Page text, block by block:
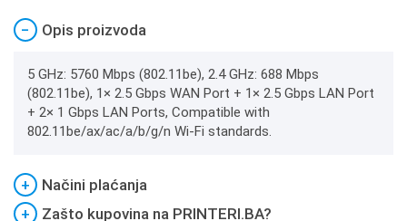
− Opis proizvoda
5 GHz: 5760 Mbps (802.11be), 2.4 GHz: 688 Mbps
(802.11be), 1× 2.5 Gbps WAN Port + 1× 2.5 Gbps LAN Port
+ 2× 1 Gbps LAN Ports, Compatible with
802.11be/ax/ac/a/b/g/n Wi-Fi standards.
+
Načini plaćanja
+
Zašto kupovina na PRINTERI.BA?